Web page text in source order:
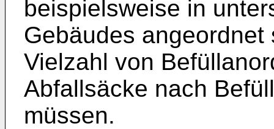
beispielsweise in
Gebäudes
Vielzahl von
Abfallsäcke nach
müssen.